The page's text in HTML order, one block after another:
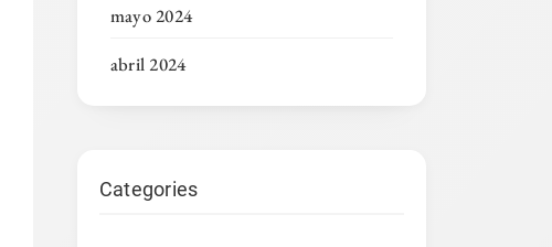
mayo 2024
abril 2024
Categories